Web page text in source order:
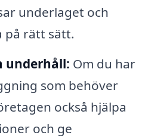
underlaget och
på rätt sätt.
underhåll: Om du har
som behöver
också hjälpa
och ge